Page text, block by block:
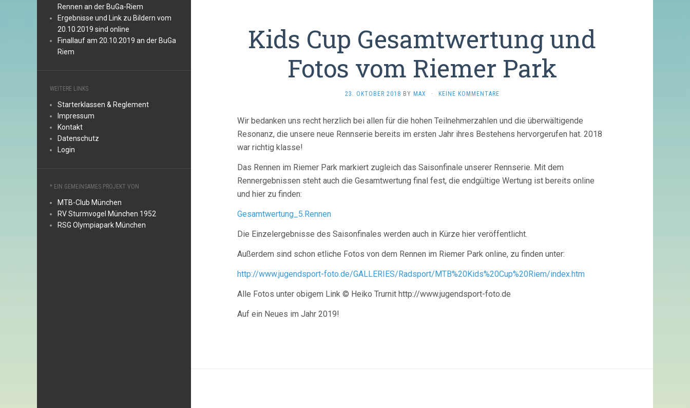
Rennen an der BuGa-Riem
Ergebnisse und Link zu Bildern vom
20.10.2019 sind online
Finallauf am 20.10.2019 an der BuGa
Riem
WEITERE LINKS
Starterklassen & Reglement
Impressum
Kontakt
Datenschutz
Login
* EIN GEMEINSAMES PROJEKT VON
MTB-Club München
RV Sturmvogel München 1952
RSG Olympiapark München
Kids Cup Gesamtwertung und
Fotos vom Riemer Park
23. OKTOBER 2018 BY MAX · KEINE KOMMENTARE
Wir bedanken uns recht herzlich bei allen für die hohen Teilnehmerzahlen und die überwältigende
Resonanz, die unsere neue Rennserie bereits im ersten Jahr ihres Bestehens hervorgerufen hat. 2018
war richtig klasse!
Das Rennen im Riemer Park markiert zugleich das Saisonfinale unserer Rennserie. Mit dem
Rennergebnissen steht auch die Gesamtwertung final fest, die endgültige Wertung ist bereits online
und hier zu finden:
Gesamtwertung_5.Rennen
Die Einzelergebnisse des Saisonfinales werden auch in Kürze hier veröffentlicht.
Außerdem sind schon etliche Fotos von dem Rennen im Riemer Park online, zu finden unter:
http://www.jugendsport-foto.de/GALLERIES/Radsport/MTB%20Kids%20Cup%20Riem/index.htm
Alle Fotos unter obigem Link © Heiko Trurnit http://www.jugendsport-foto.de
Auf ein Neues im Jahr 2019!